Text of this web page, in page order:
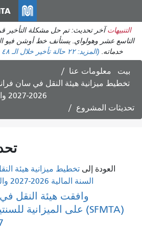
انتقل
إلى
المحتوى
الرئيسي
التنبيهات آخر تحديث: تم حل مشكلة التأخير
التاسع عشر وهولواي. يستأنف خط أوشن فيو
خدماته. (المزيد:٢٢ حالة تأخير خلال الـ ٤٨ ساعة الماضية)
بيت
معلومات عنا
تخطيط ميزانية هيئة النقل في سان
2026-2027 والسنة المالية 2027-2028
تحديثات المشروع
العودة إلى تخطيط ميزانية هيئة
السنة المالية 2026-2027 والسنة المالية 2027-2028
وافقت هيئة النقل